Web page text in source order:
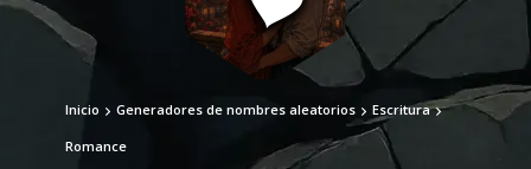
Inicio Generadores de nombres aleatorios Escritura
Romance